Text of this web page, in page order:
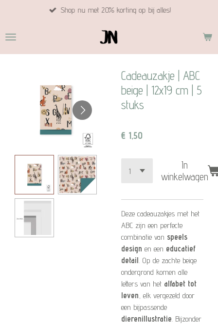
naar
hoofdinhoud
Shop nu met 20% korting op bij alles!
Cadeauzakje | ABC
beige | 12x19 cm | 5
stuks
€ 1,50
In
winkelwagen
Deze cadeauzakjes met het
ABC zijn een perfecte
combinatie van speels
design en een educatief
detail. Op de zachte beige
ondergrond komen alle
letters van het alfabet tot
leven, elk vergezeld door
een bijpassende
dierenillustratie. Bijzonder